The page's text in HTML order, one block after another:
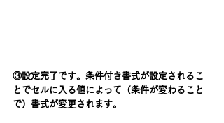
③設定完了です。条件付き書式が設定されるこ
とでセルに入る値によって（条件が変わること
で）書式が変更されます。